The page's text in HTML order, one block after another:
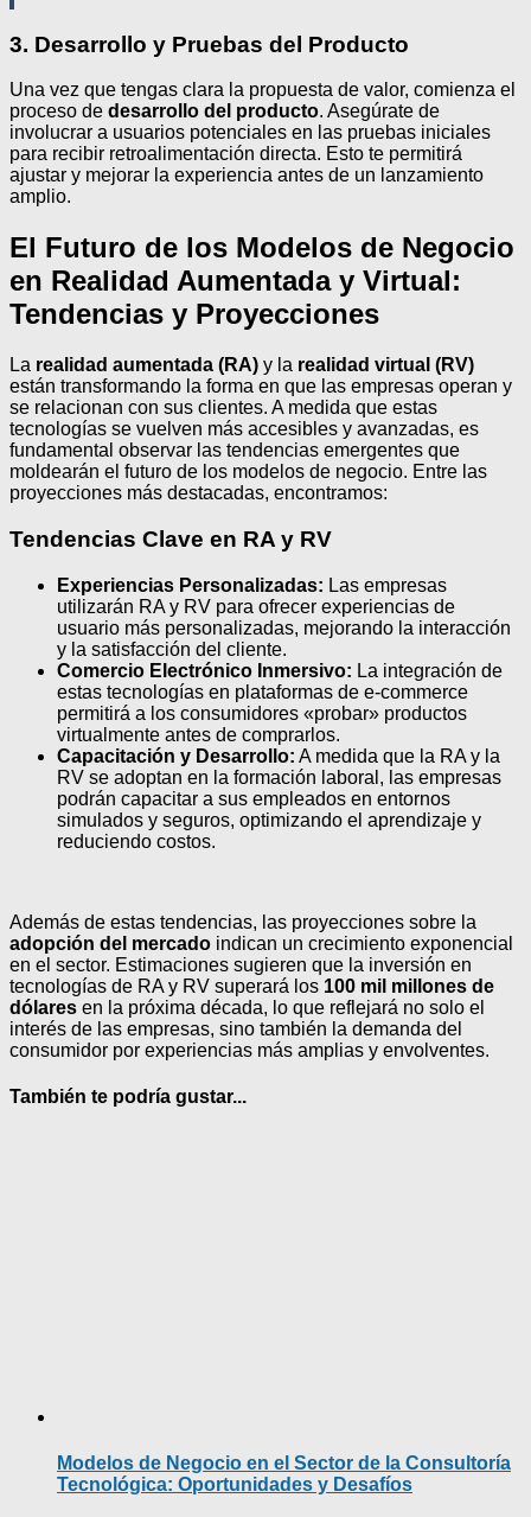
3. Desarrollo y Pruebas del Producto
Una vez que tengas clara la propuesta de valor, comienza el
proceso de desarrollo del producto. Asegúrate de
involucrar a usuarios potenciales en las pruebas iniciales
para recibir retroalimentación directa. Esto te permitirá
ajustar y mejorar la experiencia antes de un lanzamiento
amplio.
El Futuro de los Modelos de Negocio
en Realidad Aumentada y Virtual:
Tendencias y Proyecciones
La realidad aumentada (RA) y la realidad virtual (RV)
están transformando la forma en que las empresas operan y
se relacionan con sus clientes. A medida que estas
tecnologías se vuelven más accesibles y avanzadas, es
fundamental observar las tendencias emergentes que
moldearán el futuro de los modelos de negocio. Entre las
proyecciones más destacadas, encontramos:
Tendencias Clave en RA y RV
Experiencias Personalizadas: Las empresas
utilizarán RA y RV para ofrecer experiencias de
usuario más personalizadas, mejorando la interacción
y la satisfacción del cliente.
Comercio Electrónico Inmersivo: La integración de
estas tecnologías en plataformas de e-commerce
permitirá a los consumidores «probar» productos
virtualmente antes de comprarlos.
Capacitación y Desarrollo: A medida que la RA y la
RV se adoptan en la formación laboral, las empresas
podrán capacitar a sus empleados en entornos
simulados y seguros, optimizando el aprendizaje y
reduciendo costos.
Además de estas tendencias, las proyecciones sobre la
adopción del mercado indican un crecimiento exponencial
en el sector. Estimaciones sugieren que la inversión en
tecnologías de RA y RV superará los 100 mil millones de
dólares en la próxima década, lo que reflejará no solo el
interés de las empresas, sino también la demanda del
consumidor por experiencias más amplias y envolventes.
También te podría gustar...
Modelos de Negocio en el Sector de la Consultoría
Tecnológica: Oportunidades y Desafíos